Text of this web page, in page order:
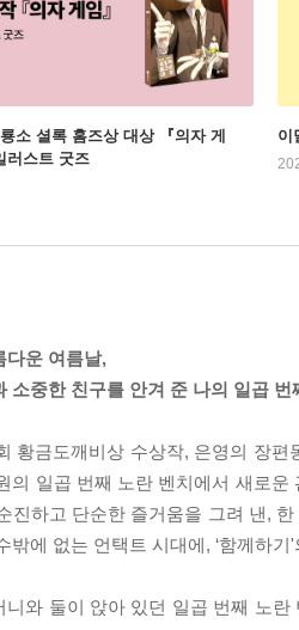
소 셜록 홈즈상 대상 『의자 게
러스트 굿즈
이
다운 여름날,
소중한 친구를 안겨 준 나의 일곱 번
황금도깨비상 수상작, 은영의 장
의 일곱 번째 노란 벤치에서 새로
진하고 단순한 즐거움을 그려 낸,
밖에 없는 언택트 시대에, ‘함께하
니와 둘이 앉아 있던 일곱 번째 노